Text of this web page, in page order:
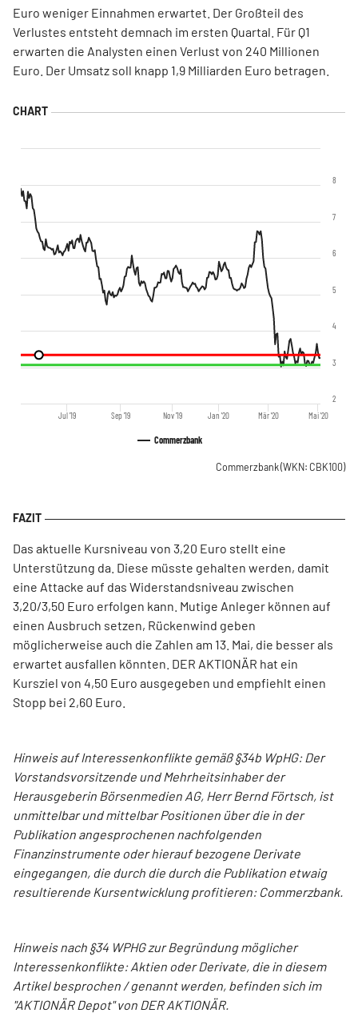
Euro weniger Einnahmen erwartet. Der Großteil des
Verlustes entsteht demnach im ersten Quartal. Für Q1
erwarten die Analysten einen Verlust von 240 Millionen
Euro. Der Umsatz soll knapp 1,9 Milliarden Euro betragen.
Commerzbank
Jul '19 Sep '19 Nov '19 Jan '20 Mär '20 Mai '20
2
3
4
5
6
7
8
Commerzbank(WKN: CBK100)
Das aktuelle Kursniveau von 3,20 Euro stellt eine
Unterstützung da. Diese müsste gehalten werden, damit
eine Attacke auf das Widerstandsniveau zwischen
3,20/3,50 Euro erfolgen kann. Mutige Anleger können auf
einen Ausbruch setzen, Rückenwind geben
möglicherweise auch die Zahlen am 13. Mai, die besser als
erwartet ausfallen könnten. DER AKTIONÄR hat ein
Kursziel von 4,50 Euro ausgegeben und empfiehlt einen
Stopp bei 2,60 Euro.
Hinweis auf Interessenkonflikte gemäß §34b WpHG: Der
Vorstandsvorsitzende und Mehrheitsinhaber der
Herausgeberin Börsenmedien AG, Herr Bernd Förtsch, ist
unmittelbar und mittelbar Positionen über die in der
Publikation angesprochenen nachfolgenden
Finanzinstrumente oder hierauf bezogene Derivate
eingegangen, die durch die durch die Publikation etwaig
resultierende Kursentwicklung profitieren: Commerzbank.
Hinweis nach §34 WPHG zur Begründung möglicher
Interessenkonflikte: Aktien oder Derivate, die in diesem
Artikel besprochen / genannt werden, befinden sich im
"AKTIONÄR Depot" von DER AKTIONÄR.